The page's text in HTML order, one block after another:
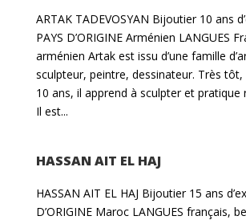
ARTAK TADEVOSYAN Bijoutier 10 ans
PAYS D’ORIGINE Arménien LANGUES
arménien Artak est issu d’une famille
sculpteur, peintre, dessinateur. Très tôt,
10 ans, il apprend à sculpter et pratique
Il est...
HASSAN AIT EL HAJ
HASSAN AIT EL HAJ Bijoutier 15 ans
D’ORIGINE Maroc LANGUES français,